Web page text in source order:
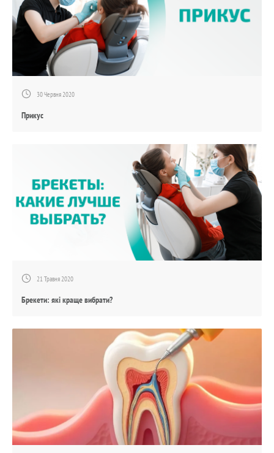
30 Червня 2020
Прикус
21 Травня 2020
Брекети: які краще вибрати?